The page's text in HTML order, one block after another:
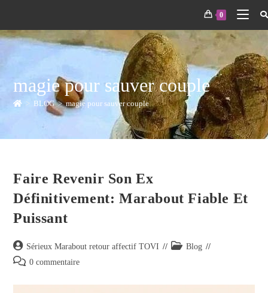
0
magie pour sauver couple
> BLOG > magie pour sauver couple
Faire Revenir Son Ex
Définitivement: Marabout Fiable Et
Puissant
Sérieux Marabout retour affectif TOVI
Blog
0 commentaire